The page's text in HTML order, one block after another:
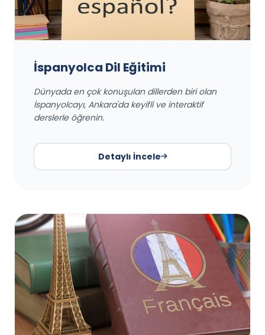
İspanyolca Dil Eğitimi
Dünyada en çok konuşulan dillerden biri olan
İspanyolcayı, Ankara'da keyifli ve interaktif
derslerle öğrenin.
Detaylı İncele